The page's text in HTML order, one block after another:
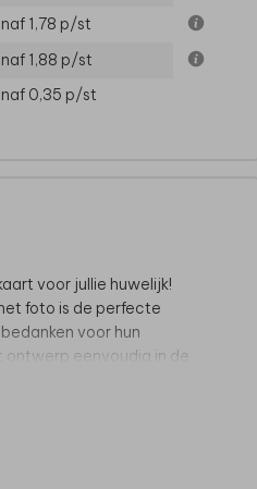
1,78 p/st
1,88 p/st
0,35 p/st
voor jullie huwelijk!
foto is de perfecte
voor hun
eenvoudig in de